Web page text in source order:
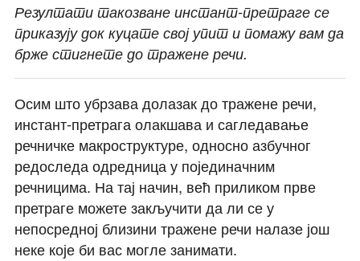
Резултати такозване инстант-претраге се
приказују док куцате свој упит и помажу вам да
брже стигнете до тражене речи.
Осим што убрзава долазак до тражене речи,
инстант-претрага олакшава и сагледавање
речничке макроструктуре, односно азбучног
редоследа одредница у појединачним
речницима. На тај начин, већ приликом прве
претраге можете закључити да ли се у
непосредној близини тражене речи налазе још
неке које би вас могле занимати.